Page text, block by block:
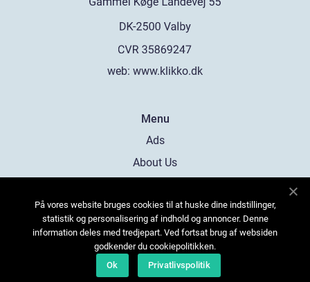
web: www.klikko.dk
Menu
Ads
About Us
Contact
Sitemap
På vores website bruges cookies til at huske dine indstillinger,
statistik og personalisering af indhold og annoncer. Denne
information deles med tredjepart. Ved fortsat brug af websiden
godkender du cookiepolitikken.
Ok
Privatlivspolitik